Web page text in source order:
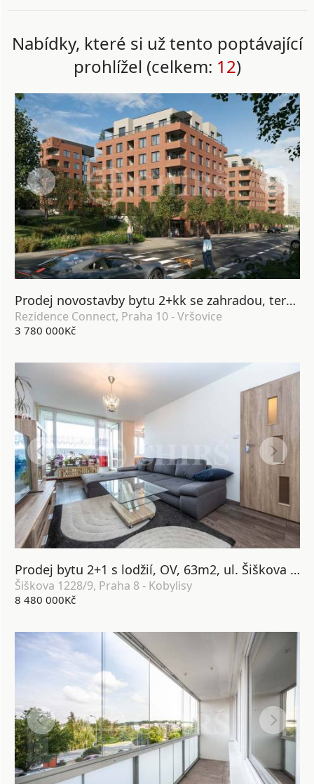
Nabídky, které si už tento poptávající
prohlížel (celkem: 12)
Prodej novostavby bytu 2+kk se zahradou, terasou, lodžií, sklepem a garážovým stáním, DV, 64 m2, Praha 10 - Vršovice
Rezidence Connect, Praha 10 - Vršovice
3 780 000Kč
Prodej bytu 2+1 s lodžií, OV, 63m2, ul. Šiškova 1228/9, Praha 8 - Kobylisy
Šiškova 1228/9, Praha 8 - Kobylisy
8 480 000Kč